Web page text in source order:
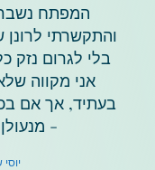
המפתח
והתקשרתי
בלי לגרום נזק
אני מקווה
בעתיד, אך אם
-